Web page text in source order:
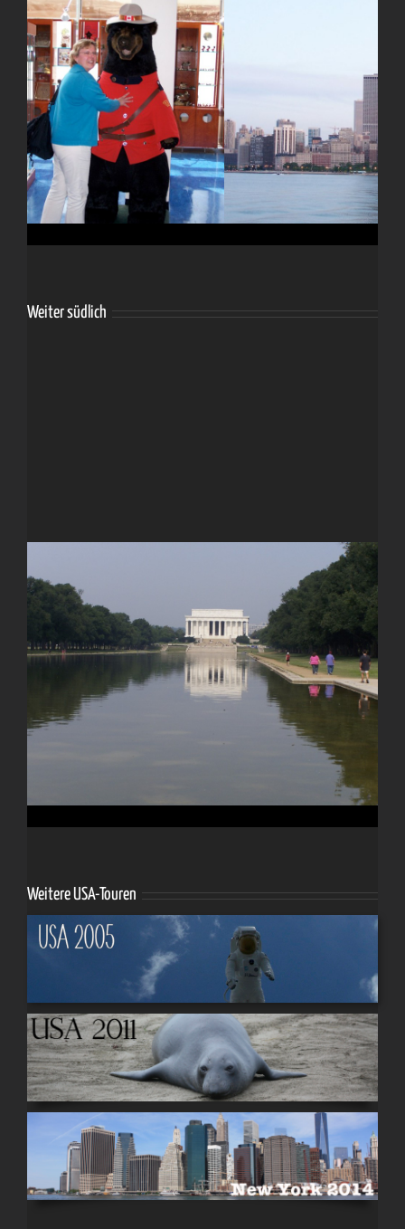
Weiter südlich
Weitere USA-Touren